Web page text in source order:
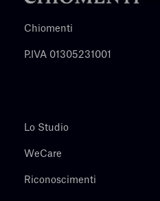
Chiomenti
P.IVA 01305231001
Lo Studio
WeCare
Riconoscimenti